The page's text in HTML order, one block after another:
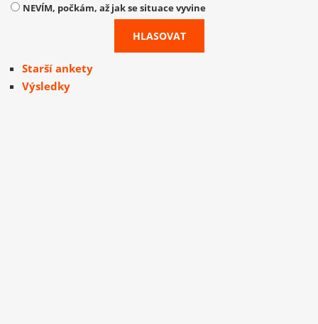
NEVÍM, počkám, až jak se situace vyvine
Starší ankety
Výsledky